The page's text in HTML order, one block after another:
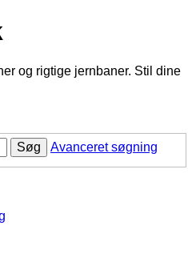
og rigtige jernbaner. Stil dine
Søg Avanceret søgning